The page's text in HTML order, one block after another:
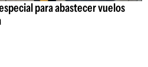
para abastecer vuelos